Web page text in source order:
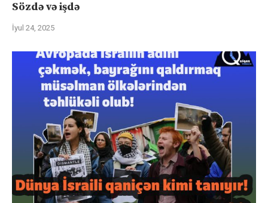
Sözdə və işdə
İyul 24, 2025